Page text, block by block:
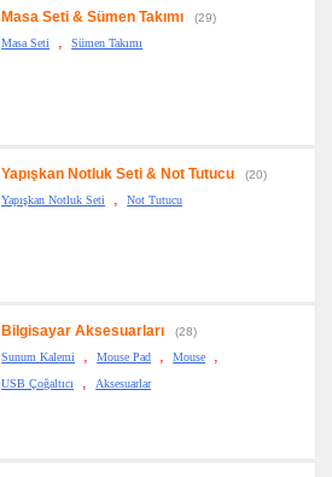
Masa Seti & Sümen Takımı
(29)
Masa Seti
, Sümen Takımı
Yapışkan Notluk Seti & Not Tutucu
(20)
Yapışkan Notluk Seti
, Not Tutucu
Bilgisayar Aksesuarları
(28)
Sunum Kalemi
, Mouse Pad , Mouse ,
USB Çoğaltıcı , Aksesuarlar